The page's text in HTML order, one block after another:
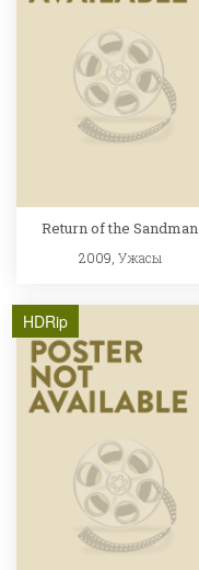
Return of the Sandman
2009, Ужасы
HDRip